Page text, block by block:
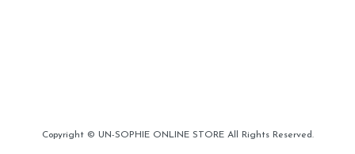
Copyright © UN-SOPHIE ONLINE STORE All Rights Reserved.